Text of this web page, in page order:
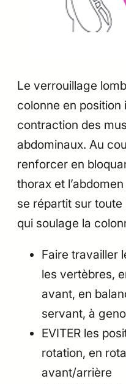
Le verrouillage
colonne en position
contraction des
abdominaux. Au
renforcer en
thorax et
se répartit sur
qui soulage la
Faire travailler
les vertèbres,
avant, en
servant, à
EVITER les
rotation, en
avant/arrière